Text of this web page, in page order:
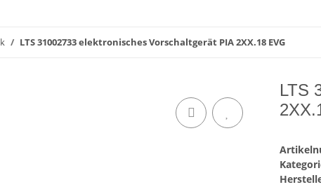
LTS 31002733 elektronisches Vorschaltgerät PIA 2XX.18 EVG
LTS